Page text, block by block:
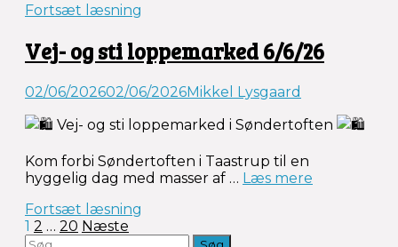
stamvejen”
Fortsæt læsning
Vej- og sti loppemarked 6/6/26
02/06/202602/06/2026Mikkel Lysgaard
Vej- og sti loppemarked i Søndertoften
Kom forbi Søndertoften i Taastrup til en
hyggelig dag med masser af … Læs mere
Fortsæt læsning
Indlægsinddeling
1 2 … 20 Næste
Søg